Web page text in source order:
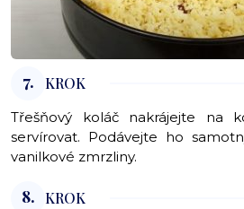
7. KROK
Třešňový koláč nakrájejte na
servírovat. Podávejte ho
vanilkové zmrzliny.
8. KROK